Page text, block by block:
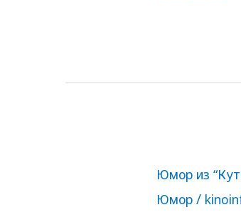
Юмор из
Юмор /
из
“Кутис”
(2014)